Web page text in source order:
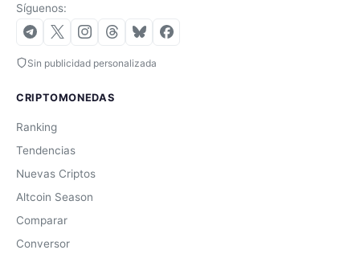
Síguenos:
Sin publicidad personalizada
CRIPTOMONEDAS
Ranking
Tendencias
Nuevas Criptos
Altcoin Season
Comparar
Conversor